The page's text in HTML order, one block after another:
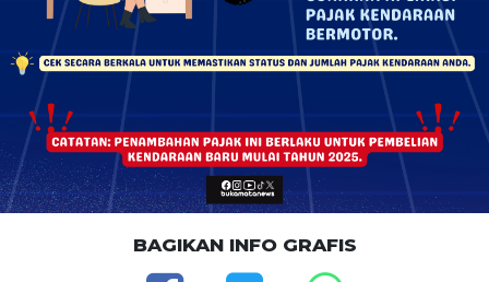
BAGIKAN INFO GRAFIS